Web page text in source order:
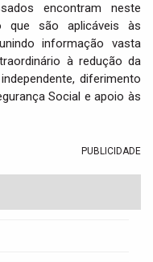
encontram neste
que são aplicáveis às
informação vasta
à redução da
diferimento
Social e apoio às
PUBLICIDADE